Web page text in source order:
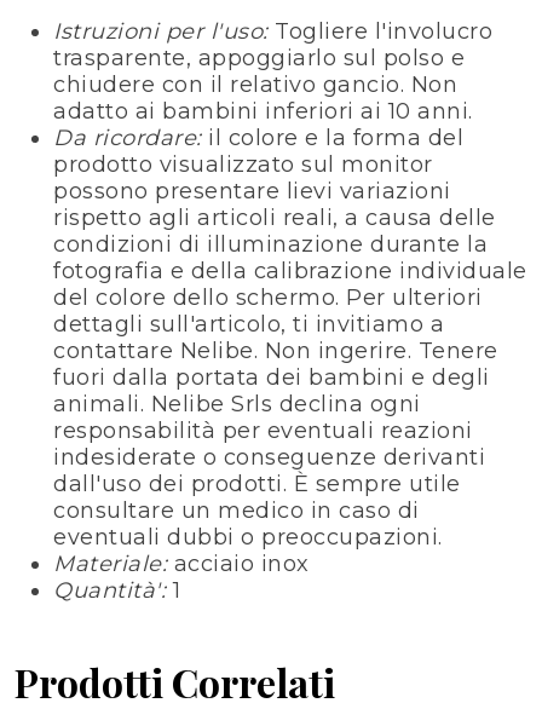
Istruzioni per l'uso:Togliere l'involucro
trasparente, appoggiarlo sul polso e
chiudere con il relativo gancio. Non
adatto ai bambini inferiori ai 10 anni.
Da ricordare:il colore e la forma del
prodotto visualizzato sul monitor
possono presentare lievi variazioni
rispetto agli articoli reali, a causa delle
condizioni di illuminazione durante la
fotografia e della calibrazione individuale
del colore dello schermo. Per ulteriori
dettagli sull'articolo, ti invitiamo a
contattare Nelibe. Non ingerire. Tenere
fuori dalla portata dei bambini e degli
animali. Nelibe Srls declina ogni
responsabilità per eventuali reazioni
indesiderate o conseguenze derivanti
dall'uso dei prodotti. È sempre utile
consultare un medico in caso di
eventuali dubbi o preoccupazioni.
Materiale:acciaio inox
Quantità':1
Prodotti Correlati